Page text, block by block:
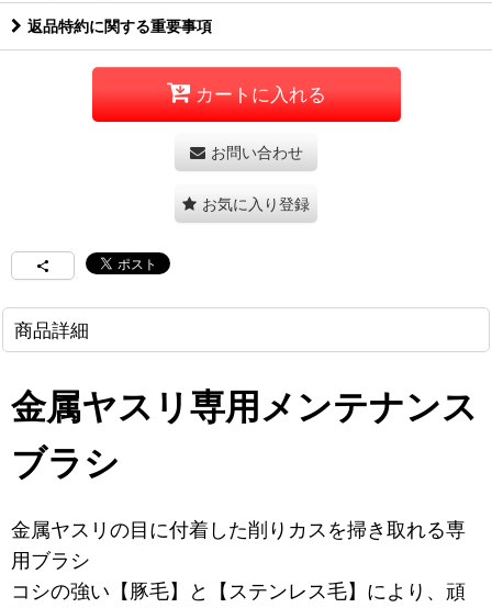
返品特約に関する重要事項
カートに入れる
お問い合わせ
お気に入り登録
商品詳細
金属ヤスリ専用メンテナンス
ブラシ
金属ヤスリの目に付着した削りカスを掃き取れる専
用ブラシ
コシの強い【豚毛】と【ステンレス毛】により、頑